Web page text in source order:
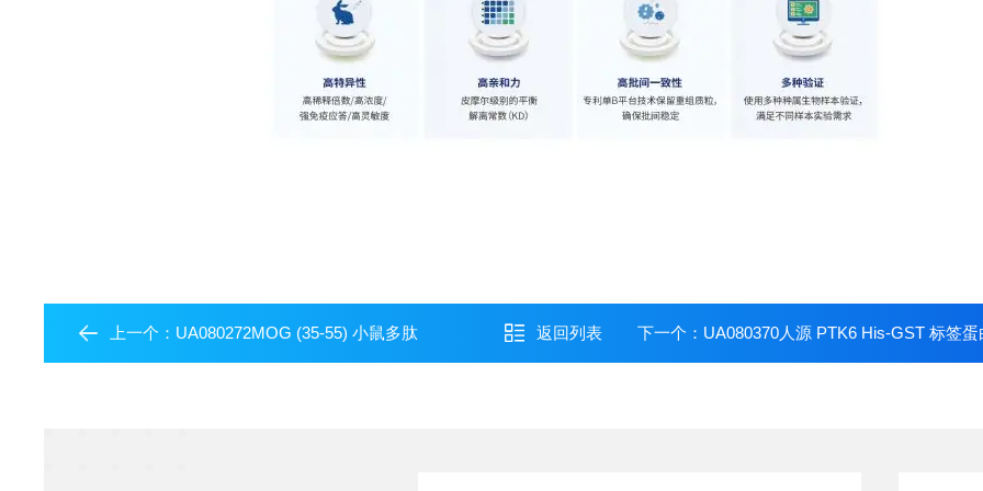
上一个： UA080272MOG (35-55) 小鼠多肽 返回列表 下一个： UA080370人源 PTK6 His-GST 标签蛋